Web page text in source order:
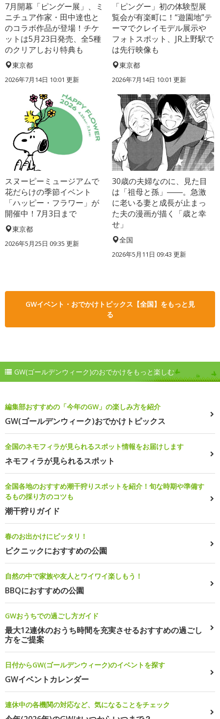
7月開幕「ピングー展」、ミ
ニチュア作家・田中達也と
のコラボ作品が登場！チケ
ットは5月23日発売、全5種
のクリアしおり特典も
東京都
2026年7月14日 10:01 更新
「ピングー」初の体験型展
覧会が有楽町に！“遊園地”テ
ーマでクレイモデル展示や
フォトスポット、JR上野駅で
は先行映像も
東京都
2026年7月14日 10:01 更新
スヌーピーミュージアムで
花だらけの季節イベント
「ハッピー・フラワー」が
開催中！7月3日まで
東京都
2026年5月25日 09:35 更新
30歳の夫婦なのに、見た目
は「祖母と孫」――。急激
に老いる妻と成長が止まっ
た夫の漫画が描く「歳と幸
せ」
全国
2026年5月11日 09:43 更新
GWイベント・おでかけトピックス【全国】をもっと見
る
GW(ゴールデンウィーク)のおでかけをもっと楽しむ
編集部おすすめの「今年のGW」の楽しみ方を紹介
GW(ゴールデンウィーク)おでかけトピックス
全国のネモフィラが見られるスポット情報をお届けします
ネモフィラが見られるスポット
全国各地のおすすめ潮干狩りスポットを紹介！旬な時期や準備す
るもの採り方のコツも
潮干狩りガイド
春のお出かけにピッタリ！
ピクニックにおすすめの公園
自然の中で家族や友人とワイワイ楽しもう！
BBQにおすすめの公園
GWおうちでの過ごし方ガイド
最大12連休のおうち時間を充実させるおすすめの過ごし
方をご提案
日付からGW(ゴールデンウィーク)のイベントを探す
GWイベントカレンダー
連休中の各機関の対応など、気になることをチェック